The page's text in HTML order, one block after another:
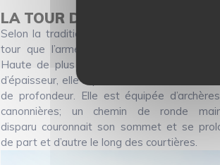
LA TOUR DES ANGLAIS
Selon la tradition populaire, c’est au pied
tour que l’armée anglaise fut stoppée
Haute de plus de 13 m, munie de murs
d’épaisseur, elle repose sur des fondations
de profondeur. Elle est équipée
canonnières; un chemin de ronde
disparu couronnait son sommet et se
de part et d’autre le long des courtières.